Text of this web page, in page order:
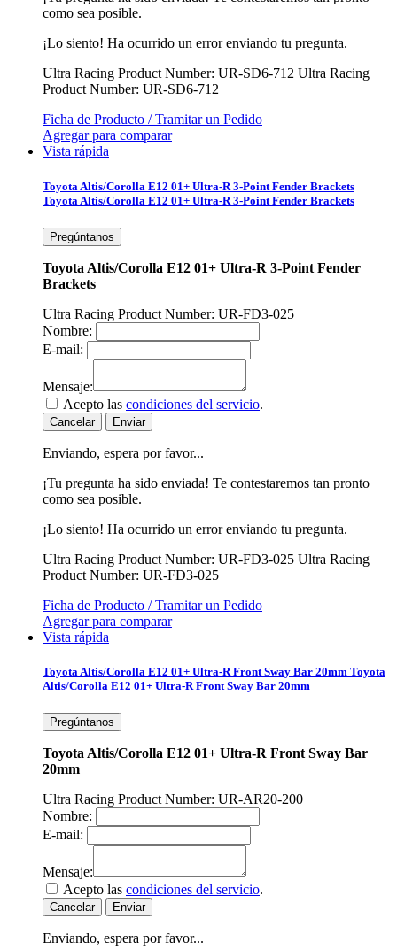
como sea posible.
¡Lo siento! Ha ocurrido un error enviando tu pregunta.
Ultra Racing Product Number: UR-SD6-712 Ultra Racing
Product Number: UR-SD6-712
Ficha de Producto / Tramitar un Pedido
Agregar para comparar
Vista rápida
Toyota Altis/Corolla E12 01+ Ultra-R 3-Point Fender Brackets
Toyota Altis/Corolla E12 01+ Ultra-R 3-Point Fender Brackets
Pregúntanos
Toyota Altis/Corolla E12 01+ Ultra-R 3-Point Fender
Brackets
Ultra Racing Product Number: UR-FD3-025
Nombre:
E-mail:
Mensaje:
Acepto las condiciones del servicio.
Cancelar Enviar
Enviando, espera por favor...
¡Tu pregunta ha sido enviada! Te contestaremos tan pronto
como sea posible.
¡Lo siento! Ha ocurrido un error enviando tu pregunta.
Ultra Racing Product Number: UR-FD3-025 Ultra Racing
Product Number: UR-FD3-025
Ficha de Producto / Tramitar un Pedido
Agregar para comparar
Vista rápida
Toyota Altis/Corolla E12 01+ Ultra-R Front Sway Bar 20mm Toyota
Altis/Corolla E12 01+ Ultra-R Front Sway Bar 20mm
Pregúntanos
Toyota Altis/Corolla E12 01+ Ultra-R Front Sway Bar
20mm
Ultra Racing Product Number: UR-AR20-200
Nombre:
E-mail:
Mensaje:
Acepto las condiciones del servicio.
Cancelar Enviar
Enviando, espera por favor...